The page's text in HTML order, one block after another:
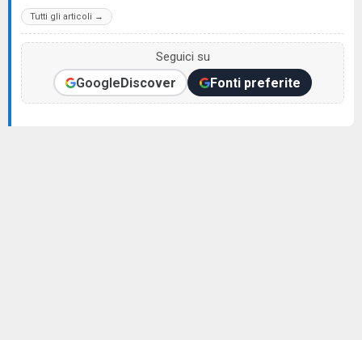
Tutti gli articoli →
Seguici su
GoogleDiscover Fonti preferite